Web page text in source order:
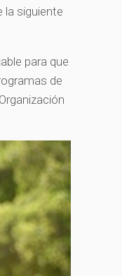
la siguiente
para que
de